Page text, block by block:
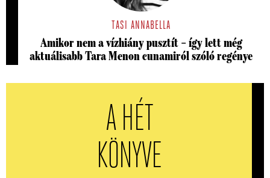
TASI ANNABELLA
Amikor nem a vízhiány pusztít – így lett még
aktuálisabb Tara Menon cunamiról szóló regénye
A HÉT
KÖNYVE